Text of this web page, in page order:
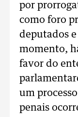
por
como foro
deputados
momento,
favor do
um
penais